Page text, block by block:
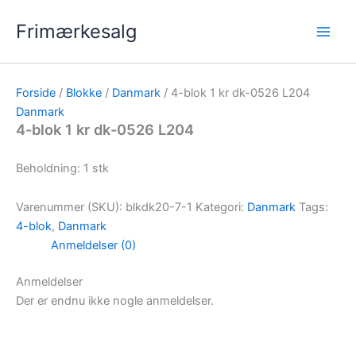
Frimærkesalg
Forside / Blokke / Danmark / 4-blok 1 kr dk-0526 L204
Danmark
4-blok 1 kr dk-0526 L204
Beholdning: 1 stk
Varenummer (SKU): blkdk20-7-1 Kategori: Danmark Tags:
4-blok, Danmark
Anmeldelser (0)
Anmeldelser
Der er endnu ikke nogle anmeldelser.